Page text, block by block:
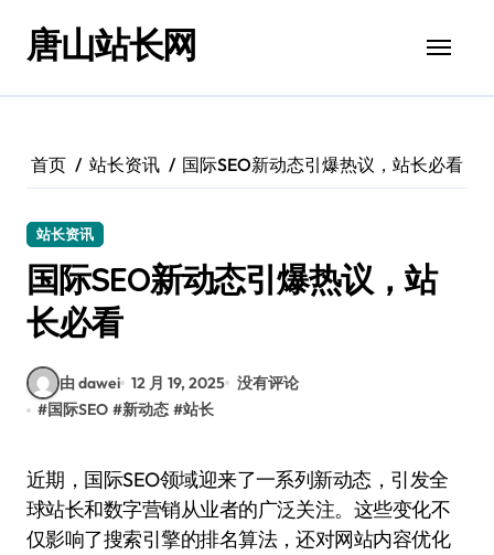
唐山站长网
首页 站长资讯 国际SEO新动态引爆热议，站长必看
站长资讯
国际SEO新动态引爆热议，站
长必看
由 dawei 12 月 19, 2025 没有评论
#国际SEO #新动态 #站长
近期，国际SEO领域迎来了一系列新动态，引发全
球站长和数字营销从业者的广泛关注。这些变化不
仅影响了搜索引擎的排名算法，还对网站内容优化